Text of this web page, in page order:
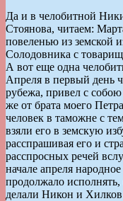
Да и в челобитной
Стоянова, читаем:
повеленью из земской
Солодовника с
А вот еще одна
Апреля в первый день
рубежа, привел с
же от брата моего
человек в таможне с
взяли его в земскую
расспрашивая его и
расспросных речей
начале апреля
продолжало
делали Никон и